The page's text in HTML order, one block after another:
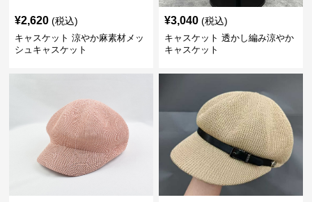
¥2,620 (税込)
キャスケット 涼やか麻素材メッ
シュキャスケット
¥3,040 (税込)
キャスケット 透かし編み涼やか
キャスケット